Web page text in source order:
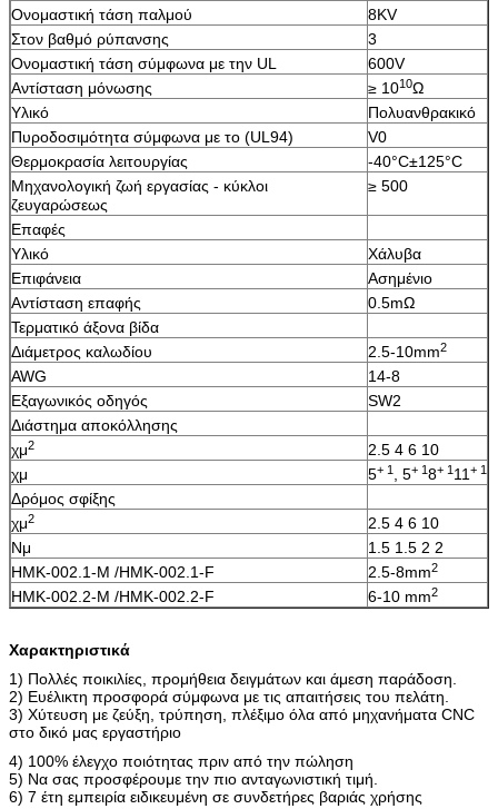
Ονομαστική τάση παλμού
8KV
Στον βαθμό ρύπανσης
3
Ονομαστική τάση σύμφωνα με την UL
600V
Αντίσταση μόνωσης
≥ 1010Ω
Υλικό
Πολυανθρακικό
Πυροδοσιμότητα σύμφωνα με το (UL94)
V0
Θερμοκρασία λειτουργίας
-40°C±125°C
Μηχανολογική ζωή εργασίας - κύκλοι
ζευγαρώσεως
≥ 500
Επαφές
Υλικό
Χάλυβα
Επιφάνεια
Ασημένιο
Αντίσταση επαφής
0.5mΩ
Τερματικό άξονα βίδα
Διάμετρος καλωδίου
2.5-10mm2
AWG
14-8
Εξαγωνικός οδηγός
SW2
Διάστημα αποκόλλησης
χμ2
2.5 4 6 10
χμ
5+ 1 , 5+ 18+ 1 11 + 1
Δρόμος σφίξης
χμ2
2.5 4 6 10
Νμ
1.5 1.5 2 2
HMK-002.1-M /HMK-002.1-F
2.5-8mm2
HMK-002.2-M /HMK-002.2-F 6-10 mm2
Χαρακτηριστικά
1) Πολλές ποικιλίες, προμήθεια δειγμάτων και άμεση παράδοση.
2) Ευέλικτη προσφορά σύμφωνα με τις απαιτήσεις του πελάτη.
3) Χύτευση με ζεύξη, τρύπηση, πλέξιμο όλα από μηχανήματα CNC
στο δικό μας εργαστήριο
4) 100% έλεγχο ποιότητας πριν από την πώληση
5) Να σας προσφέρουμε την πιο ανταγωνιστική τιμή.
6) 7 έτη εμπειρία ειδικευμένη σε συνδετήρες βαριάς χρήσης